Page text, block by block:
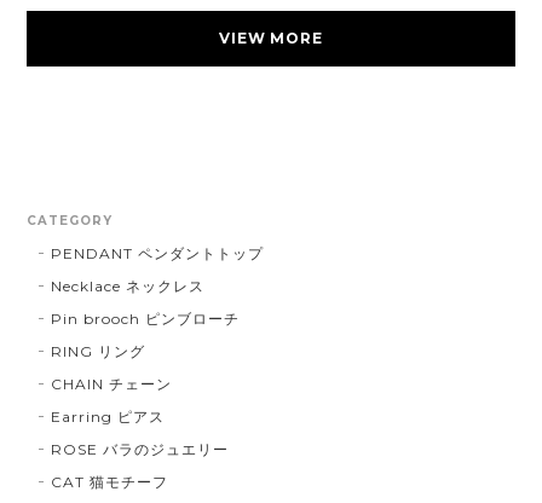
VIEW MORE
CATEGORY
PENDANT ペンダントトップ
Necklace ネックレス
Pin brooch ピンブローチ
RING リング
CHAIN チェーン
Earring ピアス
ROSE バラのジュエリー
CAT 猫モチーフ